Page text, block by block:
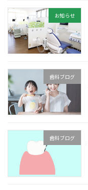
お知らせ
歯科ブログ
歯科ブログ